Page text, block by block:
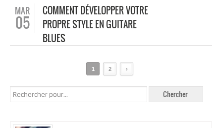
MAR
05
COMMENT DÉVELOPPER VOTRE
PROPRE STYLE EN GUITARE
BLUES
1 2 ›